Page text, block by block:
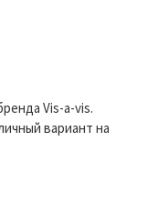
Vis-a-vis.
вариант на